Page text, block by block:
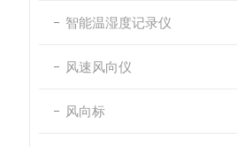
智能温湿度记录仪
风速风向仪
风向标